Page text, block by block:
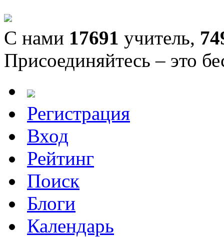
С нами 17691 учитель,
Присоединяйтесь – это
Регистрация
Вход
Рейтинг
Поиск
Блоги
Календарь